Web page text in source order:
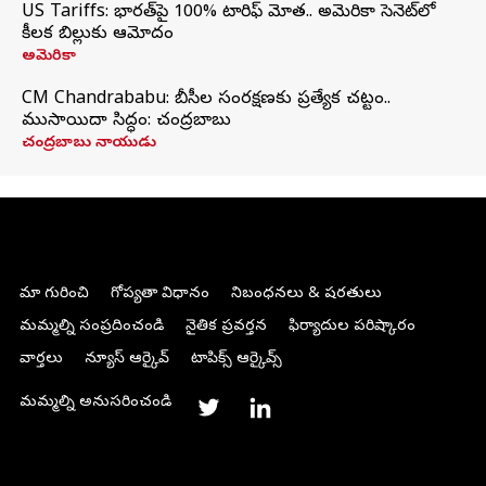
US Tariffs: భారత్‌పై 100% టారిఫ్‌ మోత.. అమెరికా సెనెట్‌లో
కీలక బిల్లుకు ఆమోదం
అమెరికా
CM Chandrababu: బీసీల సంరక్షణకు ప్రత్యేక చట్టం..
ముసాయిదా సిద్ధం: చంద్రబాబు
చంద్రబాబు నాయుడు
మా గురించి గోప్యతా విధానం
నిబంధనలు & షరతులు
మమ్మల్ని సంప్రదించండి
నైతిక ప్రవర్తన
ఫిర్యాదుల పరిష్కారం
వార్తలు
న్యూస్ ఆర్కైవ్ టాపిక్స్ ఆర్కైవ్స్
మమ్మల్ని అనుసరించండి